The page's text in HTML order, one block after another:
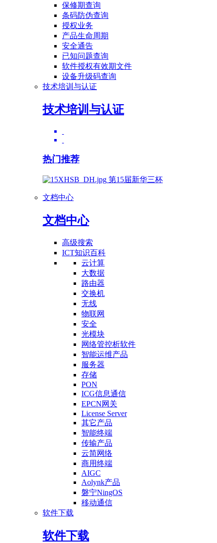
保修期查询
条码防伪查询
授权业务
产品生命周期
安全通告
已知问题查询
软件授权有效期文件
设备升级码查询
技术培训与认证
技术培训与认证
热门推荐
第15届新华三杯
文档中心
文档中心
高级搜索
ICT知识百科
云计算
大数据
路由器
交换机
无线
物联网
安全
光模块
网络管控析软件
智能运维产品
服务器
存储
PON
ICG信息通信
EPCN网关
License Server
其它产品
智能终端
传输产品
云简网络
商用终端
AIGC
Aolynk产品
磐宁NingOS
移动通信
软件下载
软件下载